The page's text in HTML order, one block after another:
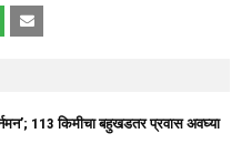
113 किमीचा बहुखडतर प्रवास अवघ्या